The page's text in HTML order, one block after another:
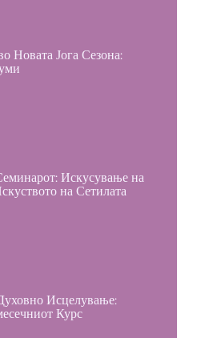
Новата Јога Сезона:
Искусување на
на Сетилата
Исцелување:
Курс